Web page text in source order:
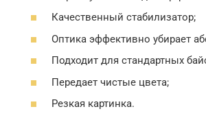
Качественный стабилизатор;
Оптика эффективно убирает
Подходит для стандартных
Передает чистые цвета;
Резкая картинка.